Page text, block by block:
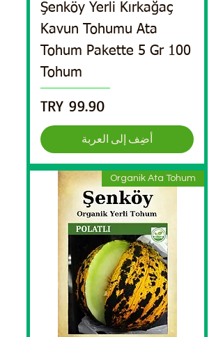
Şenköy Yerli Kırkağaç
Kavun Tohumu Ata
Tohum Pakette 5 Gr 100
Tohum
السعر
أضِف إلى العربة
Organik Ata Tohum